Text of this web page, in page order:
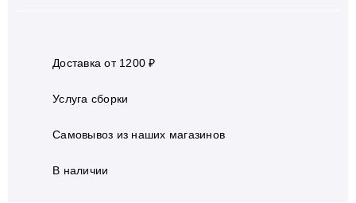
Доставка от 1200 ₽
Услуга сборки
Самовывоз из наших магазинов
В наличии